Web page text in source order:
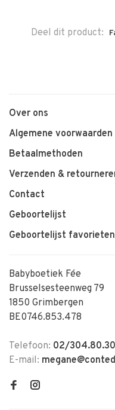
Deel dit product:
Over ons
Algemene voorwaarden
Betaalmethoden
Verzenden &
Contact
Geboortelijst
Geboortelijst favorieten
Babyboetiek Fée
Brusselsesteenweg 79
1850 Grimbergen
BE0746.853.478
Telefoon: 02/304.80.30
E-mail: